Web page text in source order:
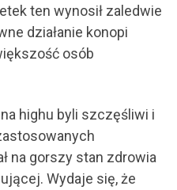
ten wynosił zaledwie
działanie konopi
osób
highu byli szczęśliwi i
na gorszy stan zdrowia
Wydaje się, że